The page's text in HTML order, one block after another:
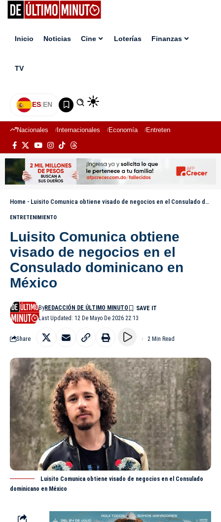
Inicio Noticias Cine Loterías Finanzas
TV
ES|EN
Nacionales Internacionales Economía Entretenimiento
Home - Luisito Comunica obtiene visado de negocios en el Consulado dominicano en México
ENTRETENIMIENTO
Luisito Comunica obtiene
visado de negocios en el
Consulado dominicano en
México
Last Updated: 12 De Mayo De 2026 22:13
ByREDACCIÓN DE ÚLTIMO MINUTO
Share 2 Min Read
Luisito Comunica obtiene visado de negocios en el Consulado
dominicano en México